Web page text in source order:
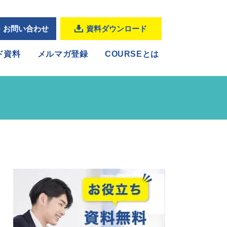
お問い合わせ 資料ダウンロード
資料 メルマガ登録 COURSEとは